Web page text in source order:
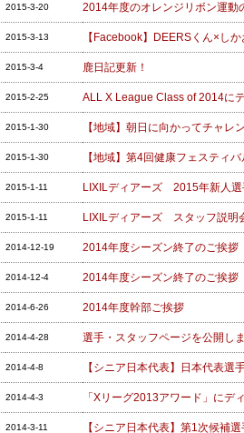
2015-3-20 2014年度のオレンジリボン運動
2015-3-13 【Facebook】DEERSくん×し
2015-3-4 鹿日記更新！
2015-2-25 ALL X League Class of 2014に
2015-1-30 【地域】朝日に向かってチャレ
2015-1-30 【地域】第4回健康フェスティ
2015-1-11 LIXILディアーズ 2015年新人
2015-1-11 LIXILディアーズ スタッフ説明
2014-12-19 2014年度シーズン終了のご挨
2014-12-4 2014年度シーズン終了のご
2014-6-26 2014年度幹部ご挨拶
2014-4-28 選手・スタッフページを公開し
2014-4-8 【シニア日本代表】日本代表選
2014-4-3 「Xリーグ2013アワード」にデ
2014-3-11 【シニア日本代表】第1次候補